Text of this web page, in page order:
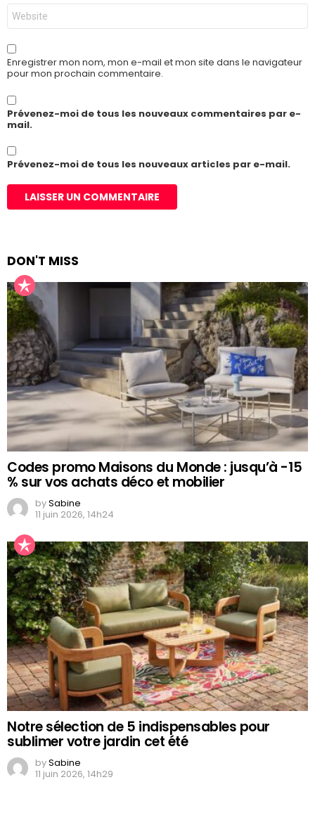
Site
web
Enregistrer mon nom, mon e-mail et mon site dans le navigateur
pour mon prochain commentaire.
Prévenez-moi de tous les nouveaux commentaires par e-
mail.
Prévenez-moi de tous les nouveaux articles par e-mail.
DON'T MISS
Codes promo Maisons du Monde : jusqu’à -15
% sur vos achats déco et mobilier
bySabine
11 juin 2026, 14h24
Notre sélection de 5 indispensables pour
sublimer votre jardin cet été
bySabine
11 juin 2026, 14h29